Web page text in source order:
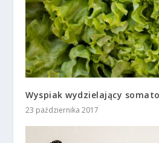
Wyspiak wydzielający
23 października 2017